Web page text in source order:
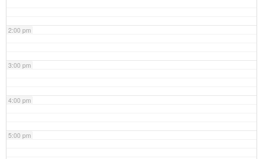
2:00 pm
3:00 pm
4:00 pm
5:00 pm